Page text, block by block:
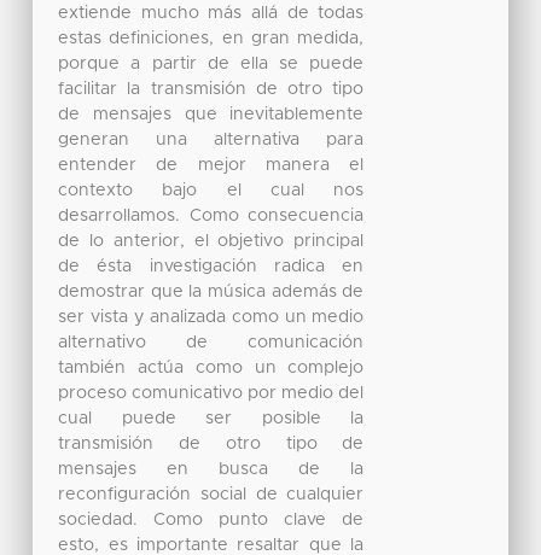
extiende mucho más allá de todas
estas definiciones, en gran medida,
porque a partir de ella se puede
facilitar la transmisión de otro tipo
de mensajes que inevitablemente
generan una alternativa para
entender de mejor manera el
contexto bajo el cual nos
desarrollamos. Como consecuencia
de lo anterior, el objetivo principal
de ésta investigación radica en
demostrar que la música además de
ser vista y analizada como un medio
alternativo de comunicación
también actúa como un complejo
proceso comunicativo por medio del
cual puede ser posible la
transmisión de otro tipo de
mensajes en busca de la
reconfiguración social de cualquier
sociedad. Como punto clave de
esto, es importante resaltar que la